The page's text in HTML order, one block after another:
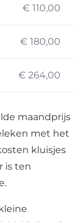
€ 110,00
€ 180,00
€ 264,00
maandprijs
met het
kluisjes
is ten